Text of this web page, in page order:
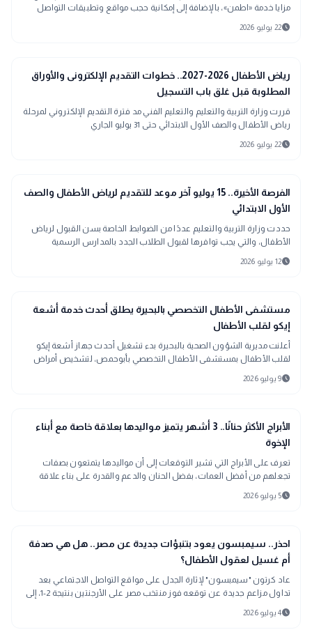
مزايا خدمة «اطمن»، بالإضافة إلى إمكانية حجب مواقع وتطبيقات التواصل
الاجتماعي بالكامل
schedule22 يوليو 2026
school
مدارس وجامعات
رياض الأطفال 2026-2027.. خطوات التقديم الإلكترونى والأوراق
المطلوبة قبل غلق باب التسجيل
قررت وزارة التربية والتعليم والتعليم الفني مد فترة التقديم الإلكتروني لمرحلة
رياض الأطفال والصف الأول الابتدائي حتى 31 يوليو الجاري
schedule22 يوليو 2026
school
مدارس وجامعات
الفرصة الأخيرة.. 15 يوليو آخر موعد للتقديم لرياض الأطفال والصف
الأول الابتدائي
حددت وزارة التربية والتعليم عددًا من الضوابط الخاصة بسن القبول لرياض
الأطفال، والتي يجب توافرها لقبول الطلاب الجدد بالمدارس الرسمية
schedule12 يوليو 2026
location_city
بحراوي
مستشفى الأطفال التخصصي بالبحيرة يطلق أحدث خدمة أشعة
إيكو لقلب الأطفال
أعلنت مديرية الشؤون الصحية بالبحيرة بدء تشغيل أحدث جهاز أشعة إيكو
لقلب الأطفال بمستشفى الأطفال التخصصي بأبوحمص، لتشخيص أمراض
القلب الخلقية والمكتسبة وتقليل الإحالات
schedule9 يوليو 2026
interests
منوعات
الأبراج الأكثر حنانًا.. 3 أشهر يتميز مواليدها بعلاقة خاصة مع أبناء
الإخوة
تعرف على الأبراج التي تشير التوقعات إلى أن مواليدها يتمتعون بصفات
تجعلهم من أفضل العمات، بفضل الحنان والدعم والقدرة على بناء علاقة
مميزة مع أبناء الإخوة.
schedule5 يوليو 2026
interests
منوعات
احذر.. سيمبسون يعود بتنبؤات جديدة عن مصر.. هل هي صدفة
أم غسيل لعقول الأطفال؟
عاد كرتون "سيمبسون" لإثارة الجدل على مواقع التواصل الاجتماعي بعد
تداول مزاعم جديدة عن توقعه فوز منتخب مصر على الأرجنتين بنتيجة 2-1، إلى
جانب تنبؤات سابقة تحققت بالفعل.
schedule4 يوليو 2026